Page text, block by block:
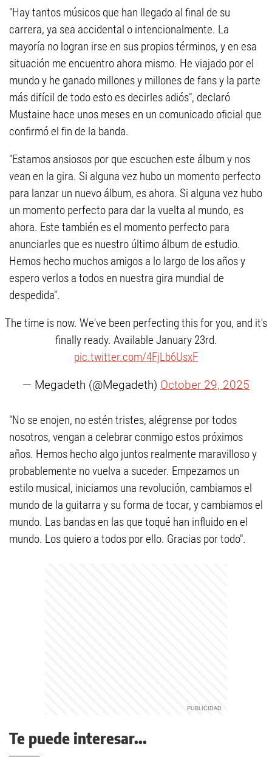
"Hay tantos músicos que han llegado al final de su
carrera, ya sea accidental o intencionalmente. La
mayoría no logran irse en sus propios términos, y en esa
situación me encuentro ahora mismo. He viajado por el
mundo y he ganado millones y millones de fans y la parte
más difícil de todo esto es decirles adiós", declaró
Mustaine hace unos meses en un comunicado oficial que
confirmó el fin de la banda.
"Estamos ansiosos por que escuchen este álbum y nos
vean en la gira. Si alguna vez hubo un momento perfecto
para lanzar un nuevo álbum, es ahora. Si alguna vez hubo
un momento perfecto para dar la vuelta al mundo, es
ahora. Este también es el momento perfecto para
anunciarles que es nuestro último álbum de estudio.
Hemos hecho muchos amigos a lo largo de los años y
espero verlos a todos en nuestra gira mundial de
despedida".
The time is now. We've been perfecting this for you, and it's
finally ready. Available January 23rd.
pic.twitter.com/4FjLb6UsxF
— Megadeth (@Megadeth) October 29, 2025
"No se enojen, no estén tristes, alégrense por todos
nosotros, vengan a celebrar conmigo estos próximos
años. Hemos hecho algo juntos realmente maravilloso y
probablemente no vuelva a suceder. Empezamos un
estilo musical, iniciamos una revolución, cambiamos el
mundo de la guitarra y su forma de tocar, y cambiamos el
mundo. Las bandas en las que toqué han influido en el
mundo. Los quiero a todos por ello. Gracias por todo".
Te puede interesar...